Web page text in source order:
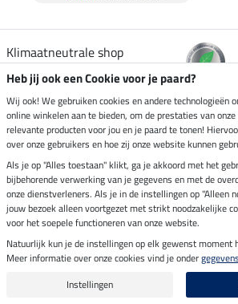
Klimaatneutrale shop
Verzending per
Veilig betalen met
Impressum
Laatste update op 07.08.2026 om
Alle prijzen in euro's, incl. BTW, excl.
Heb jij ook een Cookie voor je paard?
Wij ook! We gebruiken cookies en andere technologieën
online winkelen aan te bieden, om de prestaties van
relevante producten voor jou en je paard te tonen!
over onze gebruikers en hoe zij onze website kunnen
Als je op "Alles toestaan" klikt, ga je akkoord met het
bijbehorende verwerking van je gegevens en met de
onze dienstverleners. Als je in de instellingen op "Alleen
jouw bezoek alleen voortgezet met strikt noodzakelijke
voor het soepele functioneren van onze website.
Natuurlijk kun je de instellingen op elk gewenst moment
Meer informatie over onze cookies vind je onder
Instellingen